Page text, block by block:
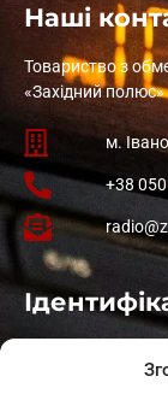
Наші
Товариство з
«Західний полюс»
м.
+38
: L11-01410